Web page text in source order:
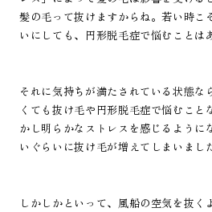
髪の毛って抜けますからね。若い時こ
いにしても、円形脱毛症で悩むことは
それに気持ちが満たされている状態な
くても抜け毛や円形脱毛症で悩むこと
かし明らかなストレスを感じるように
いぐらいに抜け毛が増えてしまいまし
しかしかといって、風船の空気を抜く